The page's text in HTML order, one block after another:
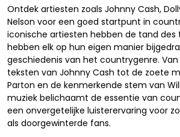
Ontdek artiesten zoals Johnny Cash,
Nelson voor een goed startpunt in
iconische artiesten hebben de tand des
hebben elk op hun eigen manier
geschiedenis van het countrygenre.
teksten van Johnny Cash tot de zoete
Parton en de kenmerkende stem van
muziek belichaamt de essentie van
een onvergetelijke luisterervaring voor
als doorgewinterde fans.